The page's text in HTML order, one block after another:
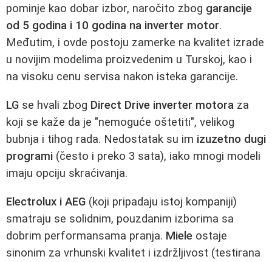
pominje kao dobar izbor, naročito zbog garancije
od 5 godina i 10 godina na inverter motor.
Međutim, i ovde postoju zamerke na kvalitet izrade
u novijim modelima proizvedenim u Turskoj, kao i
na visoku cenu servisa nakon isteka garancije.
LG se hvali zbog Direct Drive inverter motora za
koji se kaže da je "nemoguće oštetiti", velikog
bubnja i tihog rada. Nedostatak su im izuzetno dugi
programi (često i preko 3 sata), iako mnogi modeli
imaju opciju skraćivanja.
Electrolux i AEG (koji pripadaju istoj kompaniji)
smatraju se solidnim, pouzdanim izborima sa
dobrim performansama pranja. Miele ostaje
sinonim za vrhunski kvalitet i izdržljivost (testirana